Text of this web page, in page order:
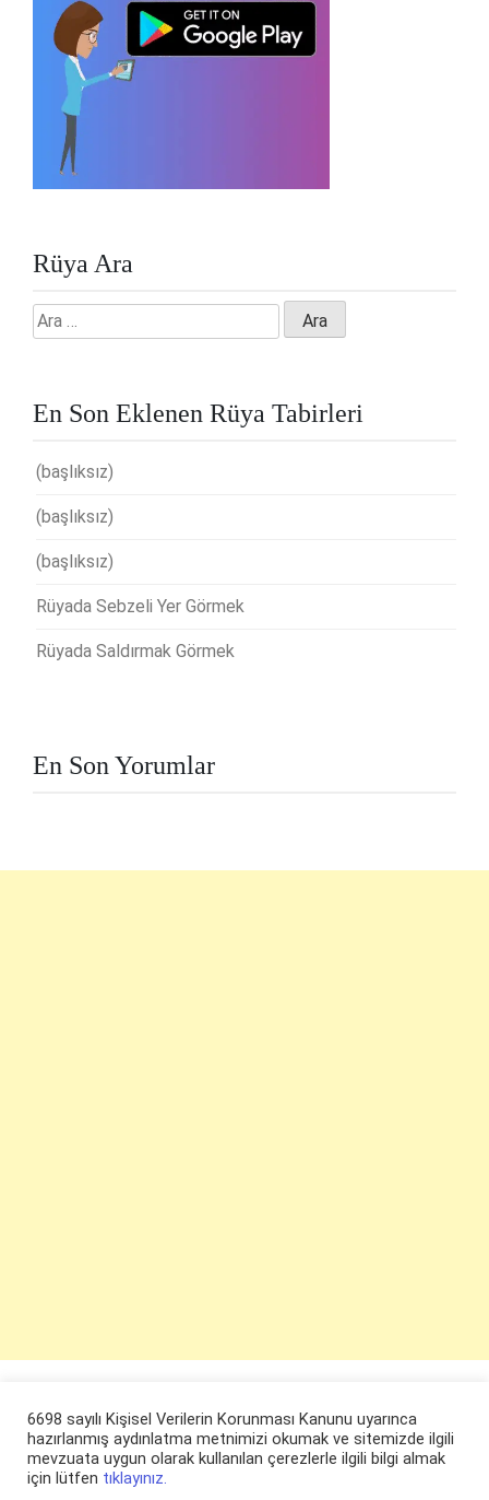
Rüya Ara
Arama:
En Son Eklenen Rüya Tabirleri
(başlıksız)
(başlıksız)
(başlıksız)
Rüyada Sebzeli Yer Görmek
Rüyada Saldırmak Görmek
En Son Yorumlar
6698 sayılı Kişisel Verilerin Korunması Kanunu uyarınca
hazırlanmış aydınlatma metnimizi okumak ve sitemizde ilgili
mevzuata uygun olarak kullanılan çerezlerle ilgili bilgi almak
için lütfen tıklayınız.